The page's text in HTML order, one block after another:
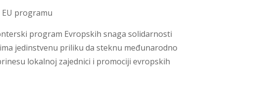
programu
program Evropskih snaga solidarnosti
jedinstvenu priliku da steknu međunarodno
lokalnoj zajednici i promociji evropskih